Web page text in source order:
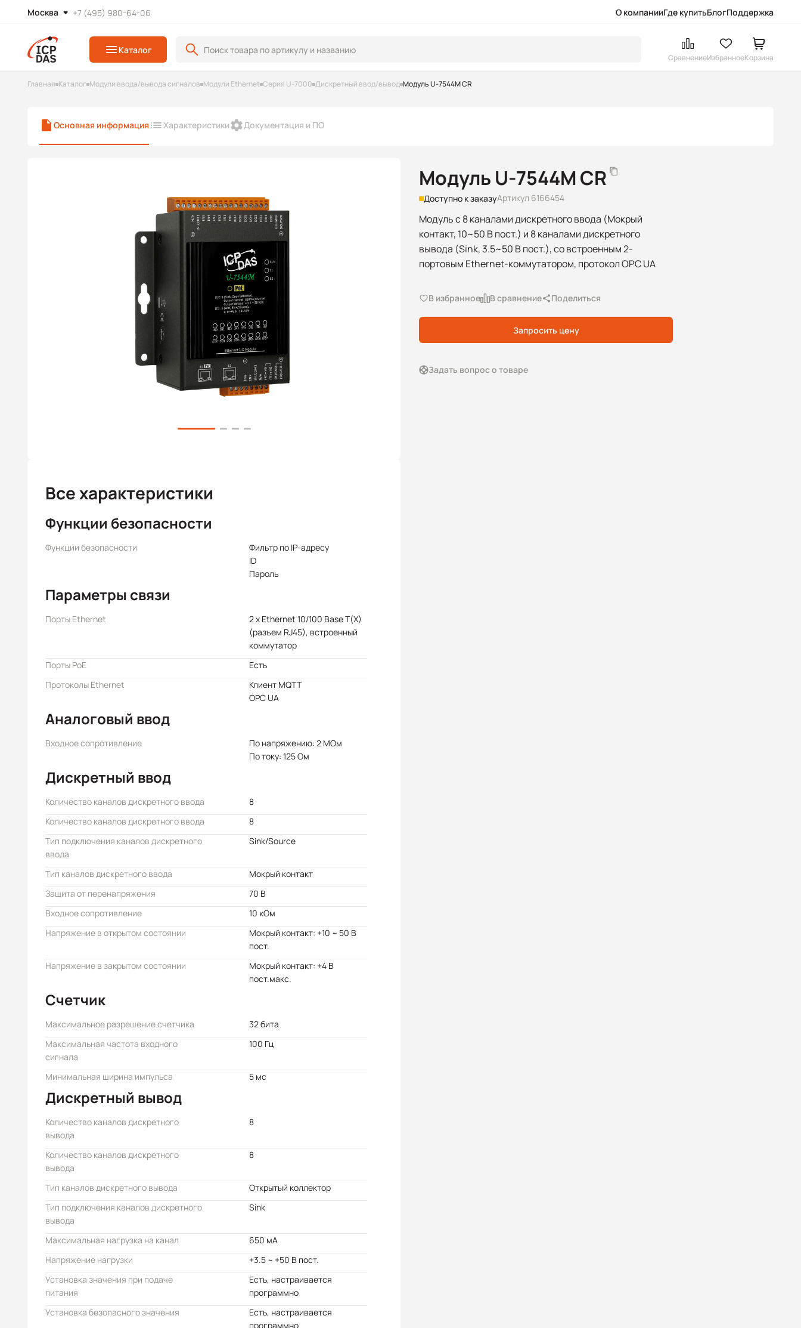
Москва +7 (495) 980-64-06 О компанииГде купитьБлогПоддержка
Каталог
СравнениеИзбранноеКорзина
Главная Каталог Модули ввода/вывода сигналов Модули Ethernet Серия U-7000 Дискретный ввод/вывод Модуль U-7544M CR
Основная информация Характеристики Документация и ПО
Модуль U-7544M CR
Доступно к заказуАртикул 6166454
Модуль с 8 каналами дискретного ввода (Мокрый
контакт, 10~50 В пост.) и 8 каналами дискретного
вывода (Sink, 3.5~50 В пост.), со встроенным 2-
портовым Ethernet-коммутатором, протокол OPC UA
В избранное В сравнение Поделиться
Запросить цену
Задать вопрос о товаре
Все характеристики
Функции безопасности
Функции безопасности
Фильтр по IP-адресу
ID
Пароль
Параметры связи
Порты Ethernet
2 x Ethernet 10/100 Base T(X)
(разъем RJ45), встроенный
коммутатор
Порты PoE
Есть
Протоколы Ethernet
Клиент MQTT
OPC UA
Аналоговый ввод
Входное сопротивление
По напряжению: 2 МОм
По току: 125 Ом
Дискретный ввод
Количество каналов дискретного ввода
8
Количество каналов дискретного ввода
8
Тип подключения каналов дискретного
ввода
Sink/Source
Тип каналов дискретного ввода
Мокрый контакт
Защита от перенапряжения
70 В
Входное сопротивление
10 кОм
Напряжение в открытом состоянии
Мокрый контакт: +10 ~ 50 В
пост.
Напряжение в закрытом состоянии
Мокрый контакт: +4 В
пост.макс.
Счетчик
Максимальное разрешение счетчика
32 бита
Максимальная частота входного
сигнала
100 Гц
Минимальная ширина импульса 5 мс
Дискретный вывод
Количество каналов дискретного
вывода
8
Количество каналов дискретного
вывода
8
Тип каналов дискретного вывода
Открытый коллектор
Тип подключения каналов дискретного
вывода
Sink
Максимальная нагрузка на канал
650 мА
Напряжение нагрузки
+3.5 ~ +50 В пост.
Установка значения при подаче
питания
Есть, настраивается
программно
Установка безопасного значения
Есть, настраивается
программно